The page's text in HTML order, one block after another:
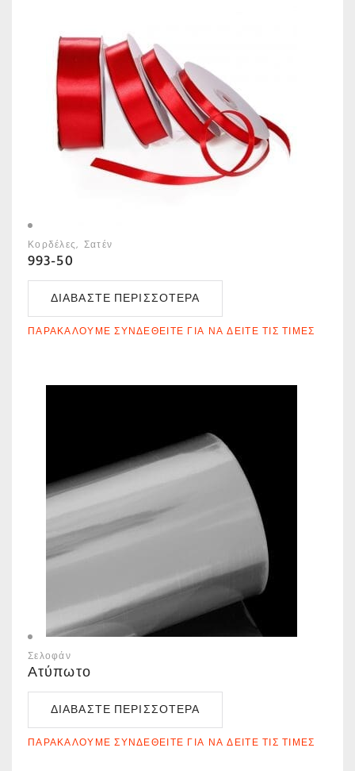
Κορδέλες Σατέν
993-50
ΔΙΑΒΆΣΤΕ ΠΕΡΙΣΣΌΤΕΡΑ
ΠΑΡΑΚΑΛΟΎΜΕ ΣΥΝΔΕΘΕΊΤΕ ΓΙΑ ΝΑ ΔΕΊΤΕ ΤΙΣ ΤΙΜΈΣ
Σελοφάν
Ατύπωτο
ΔΙΑΒΆΣΤΕ ΠΕΡΙΣΣΌΤΕΡΑ
ΠΑΡΑΚΑΛΟΎΜΕ ΣΥΝΔΕΘΕΊΤΕ ΓΙΑ ΝΑ ΔΕΊΤΕ ΤΙΣ ΤΙΜΈΣ